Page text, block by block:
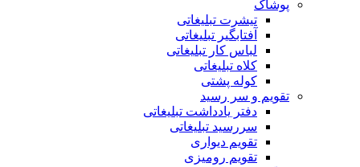
پوشاک
تیشرت تبلیغاتی
آفتابگیر تبلیغاتی
لباس کار تبلیغاتی
کلاه تبلیغاتی
کوله پشتی
تقویم و سر رسید
دفتر یادداشت تبلیغاتی
سررسید تبلیغاتی
تقویم دیواری
تقویم رومیزی